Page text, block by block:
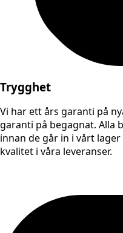
Trygghet
Vi har ett års garanti på
garanti på begagnat. Alla
innan de går in i vårt
kvalitet i våra leveranser.